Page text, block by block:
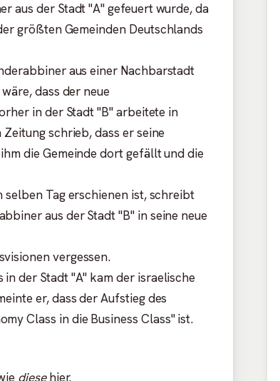
aus der Stadt "A" gefeuert wurde, da
größten Gemeinden Deutschlands
aus einer Nachbarstadt
dass der neue
in der Stadt "B" arbeitete in
schrieb, dass er seine
die Gemeinde dort gefällt und die
selben Tag erschienen ist, schreibt
aus der Stadt "B" in seine neue
vergessen.
der Stadt "A" kam der israelische
er, dass der Aufstieg des
Class in die Business Class" ist.
diesehier.